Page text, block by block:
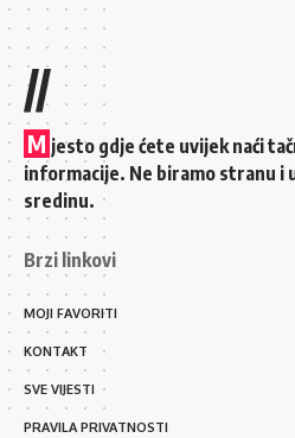
//
M jesto gdje ćete uvijek naći
informacije. Ne biramo stranu i
sredinu.
Brzi linkovi
MOJI FAVORITI
KONTAKT
SVE VIJESTI
PRAVILA PRIVATNOSTI